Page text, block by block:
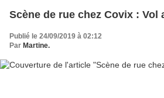
Scène de
Publié le 24/09/2019 à 02:12
Par Martine.